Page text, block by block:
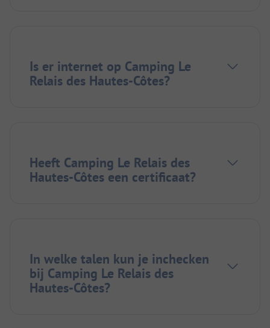
Is er internet op Camping Le
Relais des Hautes-Côtes?
Heeft Camping Le Relais des
Hautes-Côtes een certificaat?
In welke talen kun je inchecken
bij Camping Le Relais des
Hautes-Côtes?